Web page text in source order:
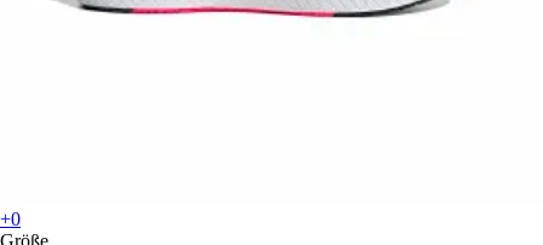
+0
Größe